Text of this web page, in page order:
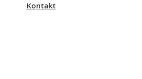
Kontakt